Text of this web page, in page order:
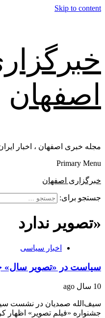
Skip to content
اصفهان
مجله خبری اصفهان ، اخبار
Primary Menu
خبرگزاری اصفهان
جستجو برای:
«تصویر ندارد
اخبار سیاسی
سیاست در «تصویر سال»
10 سال ago
سیف‌الله صمدیان‌ در نشست
جشنواره «فیلم تصویر» اظهار